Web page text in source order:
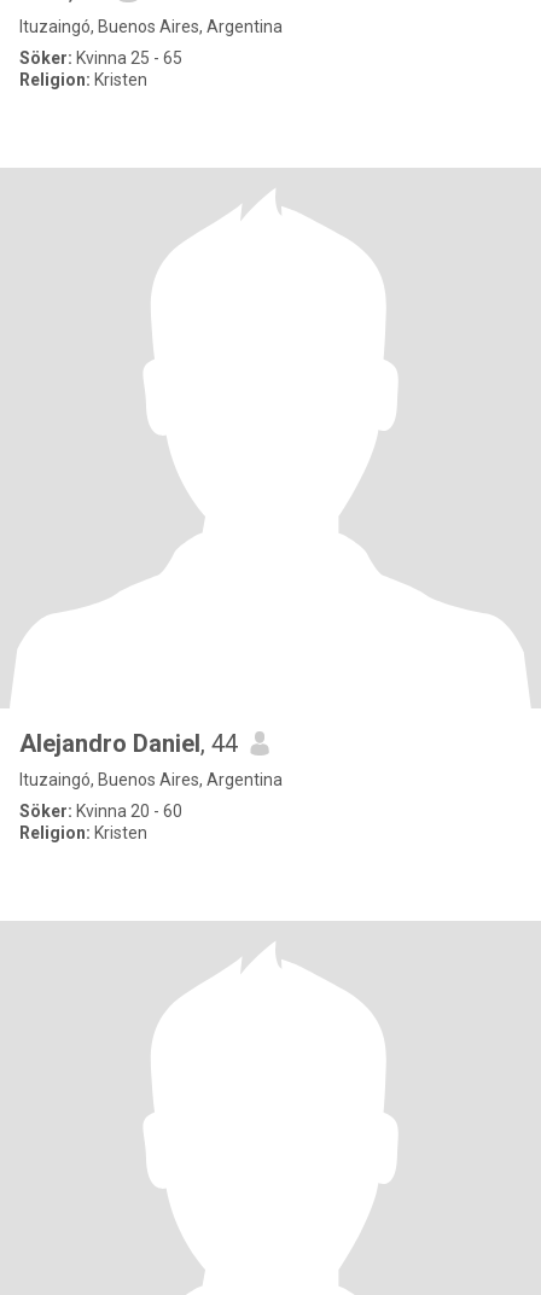
Ituzaingó, Buenos Aires, Argentina
Söker: Kvinna 25 - 65
Religion: Kristen
Alejandro Daniel, 44
Ituzaingó, Buenos Aires, Argentina
Söker: Kvinna 20 - 60
Religion: Kristen